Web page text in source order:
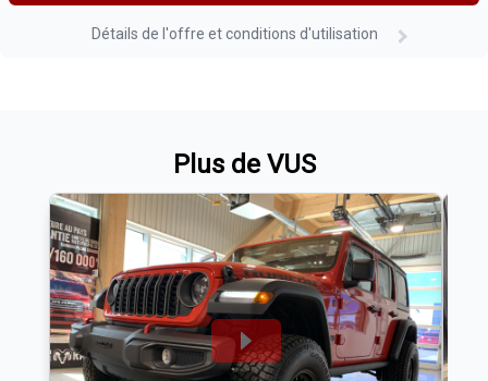
Détails de l'offre et conditions d'utilisation
Plus de VUS